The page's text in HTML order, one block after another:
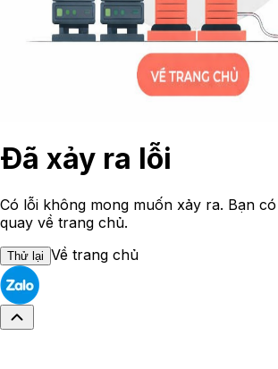
Đã xảy ra lỗi
Có lỗi không mong muốn xảy ra. Bạn
quay về trang chủ.
Thử lại Về trang chủ